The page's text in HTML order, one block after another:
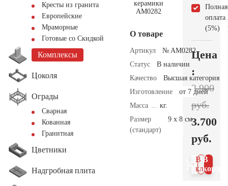
Кресты из гранита
Европейские
Мраморные
Готовые со Скидкой
Комплексы
Цоколя
Ограды
Сварная
Кованная
Гранитная
Цветники
Надгробная плита
О товаре
Артикул
№ AM0282
Статус
В наличии
Качество
Высшая категория
Изготовление
от 7 дней
Масса
кг.
Размер
(стандарт)
9 х 8 см.
Полная
оплата
(5%)
Цена
:
3.900
руб.
3.700
руб.
В
В 1
клик